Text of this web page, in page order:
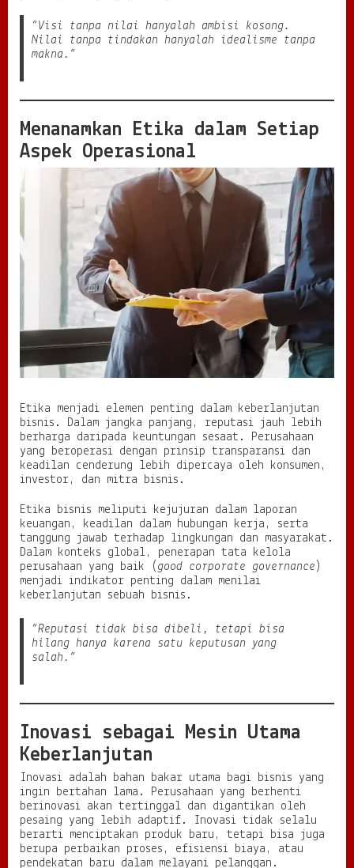
“Visi tanpa nilai hanyalah ambisi kosong.
Nilai tanpa tindakan hanyalah idealisme tanpa
makna.”
Menanamkan Etika dalam Setiap
Aspek Operasional
Etika menjadi elemen penting dalam keberlanjutan
bisnis. Dalam jangka panjang, reputasi jauh lebih
berharga daripada keuntungan sesaat. Perusahaan
yang beroperasi dengan prinsip transparansi dan
keadilan cenderung lebih dipercaya oleh konsumen,
investor, dan mitra bisnis.
Etika bisnis meliputi kejujuran dalam laporan
keuangan, keadilan dalam hubungan kerja, serta
tanggung jawab terhadap lingkungan dan masyarakat.
Dalam konteks global, penerapan tata kelola
perusahaan yang baik ( good corporate governance )
menjadi indikator penting dalam menilai
keberlanjutan sebuah bisnis.
“Reputasi tidak bisa dibeli, tetapi bisa
hilang hanya karena satu keputusan yang
salah.”
Inovasi sebagai Mesin Utama
Keberlanjutan
Inovasi adalah bahan bakar utama bagi bisnis yang
ingin bertahan lama. Perusahaan yang berhenti
berinovasi akan tertinggal dan digantikan oleh
pesaing yang lebih adaptif. Inovasi tidak selalu
berarti menciptakan produk baru, tetapi bisa juga
berupa perbaikan proses, efisiensi biaya, atau
pendekatan baru dalam melayani pelanggan.